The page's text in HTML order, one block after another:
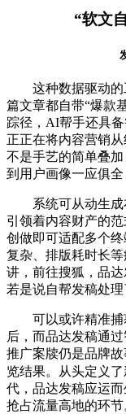
“软文
这种数据驱动的
篇文章都自带“爆款
踪径，AI帮手还具
正正在将内容营销
不是手艺的简单叠
到用户画像一应俱全
系统可从动生成
引领着内容财产的
创做即可适配多个
复杂、排版耗时长
讲，前往搜狐，品
若是说自帮发稿处理
可以或许精准捕
后，而品达发稿通
推广案牍仍是品牌
览结果。从头定义了
代，品达发稿应运
抢占流量高地的环节